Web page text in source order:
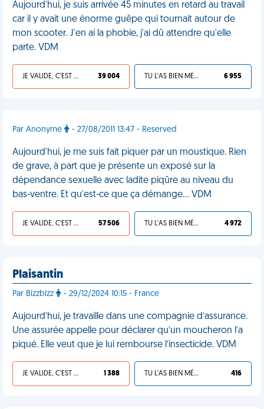
Aujourd'hui, je suis arrivée 45 minutes en retard au travail
car il y avait une énorme guêpe qui tournait autour de
mon scooter. J'en ai la phobie, j'ai dû attendre qu'elle
parte. VDM
JE VALIDE, C'EST UNE VDM 39 004 TU L'AS BIEN MÉRITÉ 6 955
Par Anonyme - 27/08/2011 13:47 - Reserved
Aujourd'hui, je me suis fait piquer par un moustique. Rien
de grave, à part que je présente un exposé sur la
dépendance sexuelle avec ladite piqûre au niveau du
bas-ventre. Et qu'est-ce que ça démange… VDM
JE VALIDE, C'EST UNE VDM 57 506 TU L'AS BIEN MÉRITÉ 4 972
Plaisantin
Par Bizzbizz - 29/12/2024 10:15 - France
Aujourd’hui, je travaille dans une compagnie d’assurance.
Une assurée appelle pour déclarer qu’un moucheron l’a
piqué. Elle veut que je lui rembourse l’insecticide. VDM
JE VALIDE, C'EST UNE VDM 1 388 TU L'AS BIEN MÉRITÉ 416